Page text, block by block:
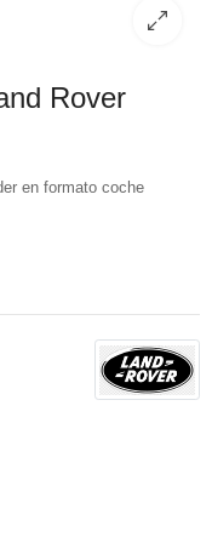
Rover
en formato coche